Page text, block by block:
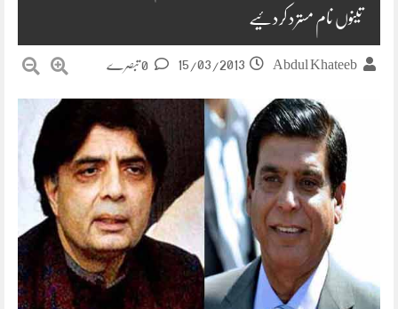
تینوں نام مسترد کردئیے
Abdul Khateeb
15/03/2013